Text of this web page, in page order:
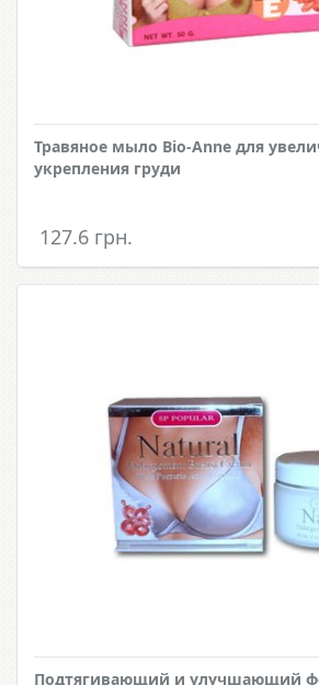
Травяное мыло Bio-Anne для
укрепления груди
127.6 грн.
Подтягивающий и улучшающий